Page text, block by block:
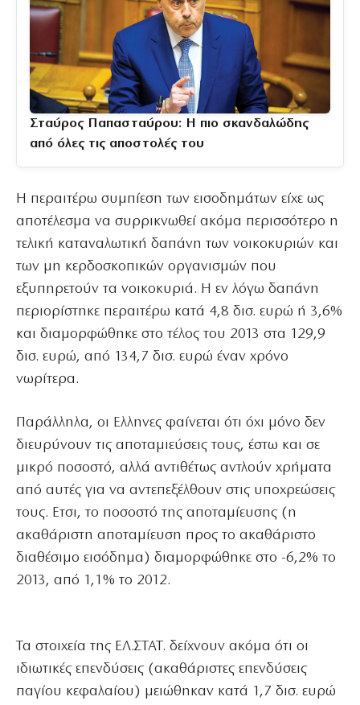
Σταύρος Παπασταύρου: Η πιο σκανδαλώδης
από όλες τις αποστολές του
Η περαιτέρω συμπίεση των εισοδημάτων είχε ως
αποτέλεσμα να συρρικνωθεί ακόμα περισσότερο η
τελική καταναλωτική δαπάνη των νοικοκυριών και
των μη κερδοσκοπικών οργανισμών που
εξυπηρετούν τα νοικοκυριά. Η εν λόγω δαπάνη
περιορίστηκε περαιτέρω κατά 4,8 δισ. ευρώ ή 3,6%
και διαμορφώθηκε στο τέλος του 2013 στα 129,9
δισ. ευρώ, από 134,7 δισ. ευρώ έναν χρόνο
νωρίτερα.
Παράλληλα, οι Ελληνες φαίνεται ότι όχι μόνο δεν
διευρύνουν τις αποταμιεύσεις τους, έστω και σε
μικρό ποσοστό, αλλά αντιθέτως αντλούν χρήματα
από αυτές για να αντεπεξέλθουν στις υποχρεώσεις
τους. Ετσι, το ποσοστό της αποταμίευσης (η
ακαθάριστη αποταμίευση προς το ακαθάριστο
διαθέσιμο εισόδημα) διαμορφώθηκε στο -6,2% το
2013, από 1,1% το 2012.
Τα στοιχεία της ΕΛ.ΣΤΑΤ. δείχνουν ακόμα ότι οι
ιδιωτικές επενδύσεις (ακαθάριστες επενδύσεις
παγίου κεφαλαίου) μειώθηκαν κατά 1,7 δισ. ευρώ